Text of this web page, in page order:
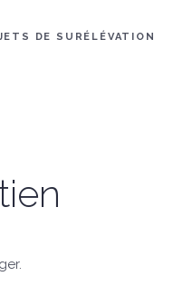
DE SURÉLÉVATION